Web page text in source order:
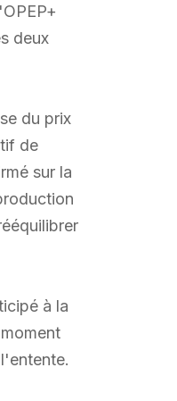
deux
du prix
de
sur la
à la